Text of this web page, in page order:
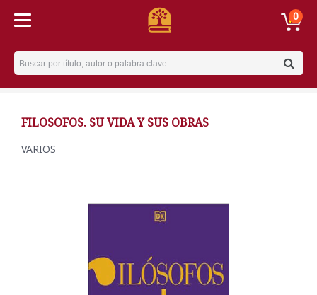
0
Username
FILOSOFOS. SU VIDA Y SUS OBRAS
VARIOS